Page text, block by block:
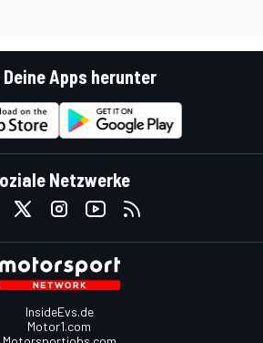
Deine Apps herunter
Netzwerke
InsideEvs.de
Motor1.com